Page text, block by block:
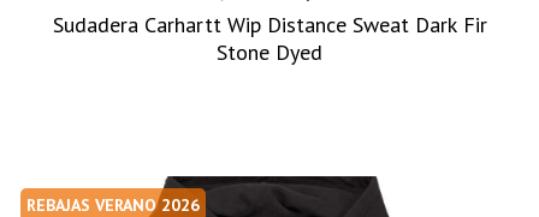
Sudadera Carhartt Wip Distance Sweat Dark Fir
Stone Dyed
REBAJAS VERANO 2026